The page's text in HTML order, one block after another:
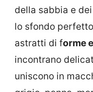
della sabbia e
lo sfondo
astratti di forme
incontrano
uniscono in